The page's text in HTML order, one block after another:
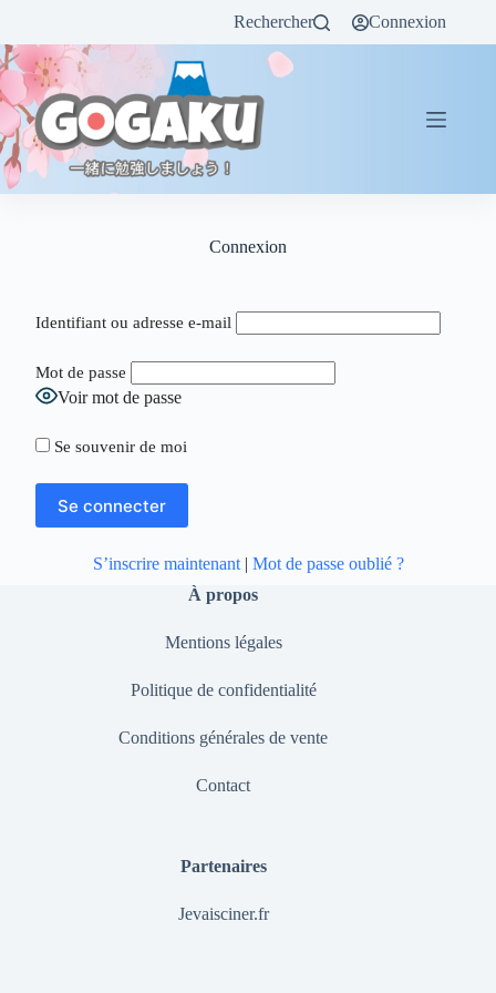
Rechercher Connexion
Connexion
Identifiant ou adresse e-mail
Mot de passe
Voir mot de passe
Se souvenir de moi
S’inscrire maintenant| Mot de passe oublié ?
À propos
Mentions légales
Politique de confidentialité
Conditions générales de vente
Contact
Partenaires
Jevaisciner.fr